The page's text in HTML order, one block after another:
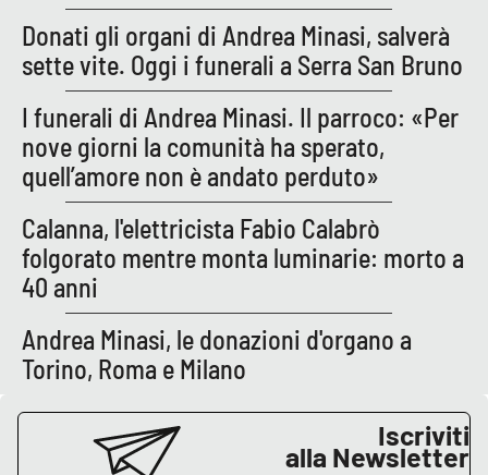
Cosenzachannel.it
Ilvibonese.it
Catanzarochannel.it
APP
Android
Apple
Donati gli organi di Andrea Minasi, salverà
sette vite. Oggi i funerali a Serra San Bruno
I funerali di Andrea Minasi. Il parroco: «Per
nove giorni la comunità ha sperato,
quell’amore non è andato perduto»
Calanna, l'elettricista Fabio Calabrò
folgorato mentre monta luminarie: morto a
40 anni
Andrea Minasi, le donazioni d'organo a
Torino, Roma e Milano
Iscriviti
alla Newsletter